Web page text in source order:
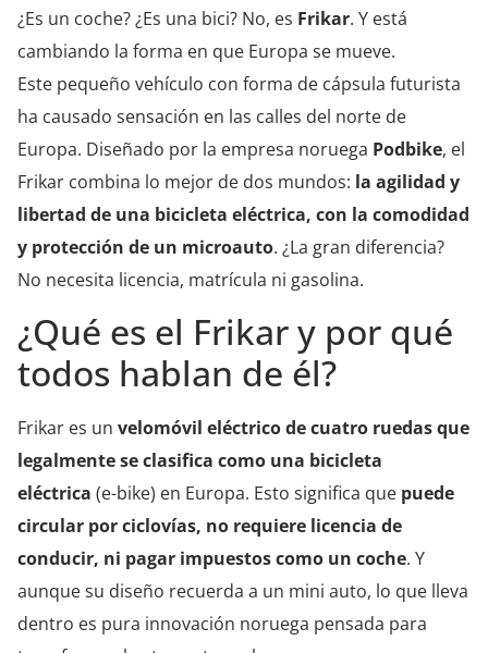
¿Es un coche? ¿Es una bici? No, es Frikar. Y está
cambiando la forma en que Europa se mueve.
Este pequeño vehículo con forma de cápsula futurista
ha causado sensación en las calles del norte de
Europa. Diseñado por la empresa noruega Podbike, el
Frikar combina lo mejor de dos mundos: la agilidad y
libertad de una bicicleta eléctrica, con la comodidad
y protección de un microauto. ¿La gran diferencia?
No necesita licencia, matrícula ni gasolina.
¿Qué es el Frikar y por qué
todos hablan de él?
Frikar es un velomóvil eléctrico de cuatro ruedas que
legalmente se clasifica como una bicicleta
eléctrica (e-bike) en Europa. Esto significa que puede
circular por ciclovías, no requiere licencia de
conducir, ni pagar impuestos como un coche. Y
aunque su diseño recuerda a un mini auto, lo que lleva
dentro es pura innovación noruega pensada para